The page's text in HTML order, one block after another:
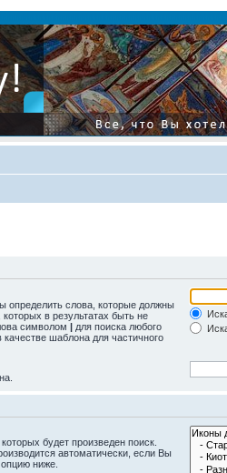
определить слова, которые должны
которых в результатах быть не
символом | для поиска любого
качестве шаблона для частичного
будет произведен поиск.
автоматически, если Вы
ниже.